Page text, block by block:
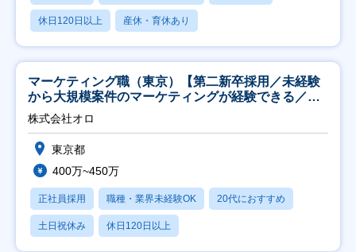
休日120日以上 産休・育休あり
マーケティング職（東京）【第二新卒採用／未経験
から大規模案件のマーケティングが経験できる／研
修充実】
株式会社オロ
東京都
400万~450万
正社員採用 職種・業界未経験OK 20代におすすめ
土日祝休み 休日120日以上